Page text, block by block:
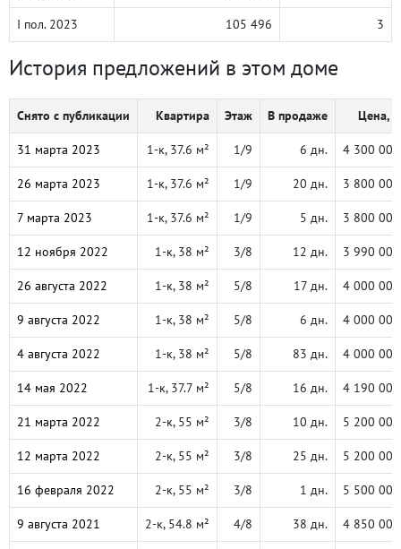
I пол. 2023 105 496 3
История предложений в этом доме
Снято с публикации Квартира Этаж В продаже Цена, ₽
31 марта 2023 1-к, 37.6 м² 1/9 6 дн. 4 300 000
26 марта 2023 1-к, 37.6 м² 1/9 20 дн. 3 800 000
7 марта 2023 1-к, 37.6 м² 1/9 5 дн. 3 800 000
12 ноября 2022 1-к, 38 м² 3/8 12 дн. 3 990 000
26 августа 2022 1-к, 38 м² 5/8 17 дн. 4 000 000
9 августа 2022 1-к, 38 м² 5/8 6 дн. 4 000 000
4 августа 2022 1-к, 38 м² 5/8 83 дн. 4 000 000
14 мая 2022 1-к, 37.7 м² 5/8 16 дн. 4 190 000
21 марта 2022 2-к, 55 м² 3/8 10 дн. 5 200 000
12 марта 2022 2-к, 55 м² 3/8 25 дн. 5 200 000
16 февраля 2022 2-к, 55 м² 3/8 1 дн. 5 500 000
9 августа 2021 2-к, 54.8 м² 4/8 38 дн. 4 850 000